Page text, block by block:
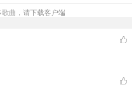
歌曲，请下载客户端